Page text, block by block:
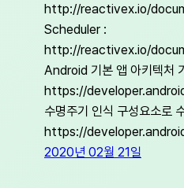
http://reactivex.io/
Scheduler :
http://reactivex.io/
Android 기본 앱 아키텍처
https://
수명주기 인식 구성요소로
https://
2020년 02월 21일